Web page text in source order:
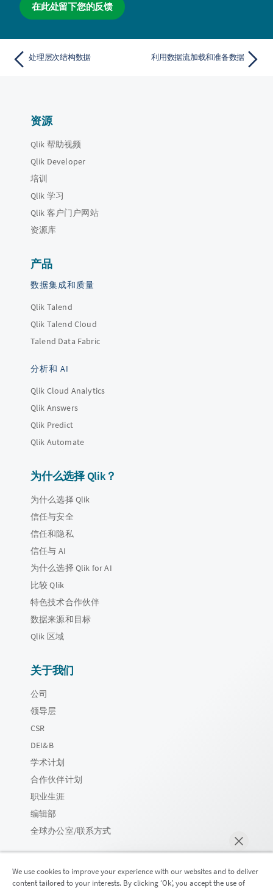
在此处留下您的反馈
处理层次结构数据 利用数据流加载和准备数据
资源
Qlik 帮助视频
Qlik Developer
培训
Qlik 学习
Qlik 客户门户网站
资源库
产品
数据集成和质量
Qlik Talend
Qlik Talend Cloud
Talend Data Fabric
分析和 AI
Qlik Cloud Analytics
Qlik Answers
Qlik Predict
Qlik Automate
为什么选择 Qlik？
为什么选择 Qlik
信任与安全
信任和隐私
信任与 AI
为什么选择 Qlik for AI
比较 Qlik
特色技术合作伙伴
数据来源和目标
Qlik 区域
关于我们
公司
领导层
CSR
DEI&B
学术计划
合作伙伴计划
职业生涯
编辑部
全球办公室/联系方式
We use cookies to improve your experience with our websites and to deliver
content tailored to your interests. By clicking ‘Ok’, you accept the use of